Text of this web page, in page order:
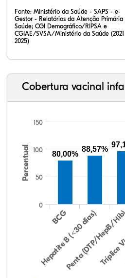
Fonte: Ministério da Saúde - SAPS - e-
Gestor - Relatórios da Atenção Primária
Saúde; CGI Demográfico/RIPSA e
CGIAE/SVSA/Ministério da Saúde
2025)
Cobertura vacinal
Percentual
BCG
Hepatite B (<30 dias)
Penta (DTP/
0
50
100
150
80,00%
88,57%